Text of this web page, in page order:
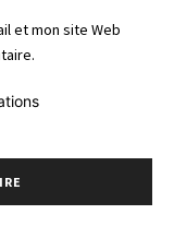
et mon site Web